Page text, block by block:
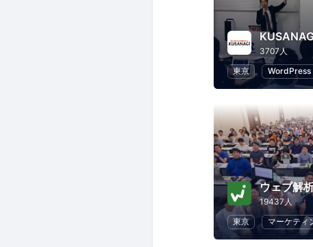
3707人
東京
WordPress
ウェブ解
19437人
東京
マーケティ